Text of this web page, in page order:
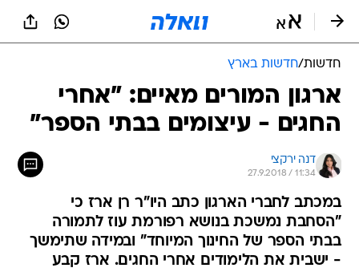
חדשות/חדשות בארץ
ארגון המורים מאיים: "אחרי
החגים - עיצומים בבתי הספר"
דנה ירקצי
27.9.2018 / 11:34
במכתב לחברי הארגון כתב היו"ר רן ארז כי
"הסחבת נמשכת בנושא רפורמת עוז לתמורה
בבתי הספר של החינוך המיוחד" ובמידה שתימשך
- ישבית את הלימודים אחרי החגים. ארז קבע